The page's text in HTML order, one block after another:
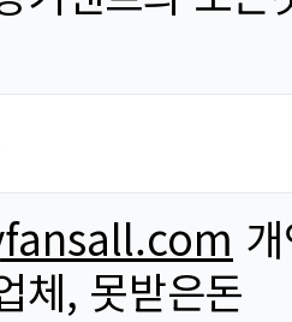
체, 못받은돈